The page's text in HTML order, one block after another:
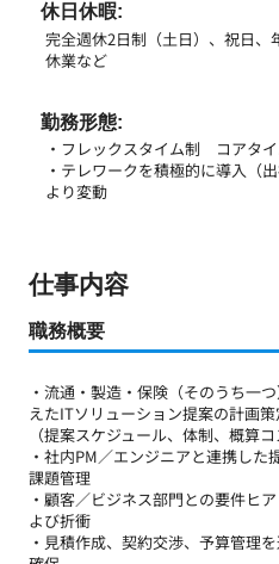
​職務概要
・流通・製造・保険（そのうち一
えたITソリューション提案の計画策
（提案スケジュール、体制、概算
・社内PM／エンジニアと連携した
課題管理
・顧客／ビジネス部門との要件ヒ
よび折衝
・見積作成、契約交渉、予算管理
仕事内容
休日休暇:
完全週休2日制（土日）、祝日
休業など
勤務形態:
・フレックスタイム制 コアタイ
・テレワークを積極的に導入（
より変動